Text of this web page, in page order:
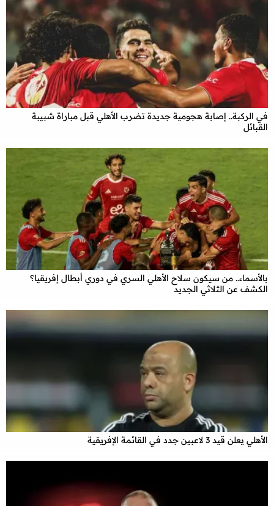
في الركبة.. إصابة هجومية جديدة تضرب الأهلي قبل مباراة شبيبة
القبائل
بالأسماء.. من سيكون سلاح الأهلي السري في دوري أبطال إفريقيا؟
الكشف عن الثلاثي الجديد
الأهلي يعلن قيد 3 لاعبين جدد في القائمة الإفريقية